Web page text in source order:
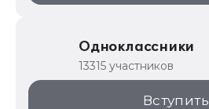
Одноклассники
13315 участников
Вступить